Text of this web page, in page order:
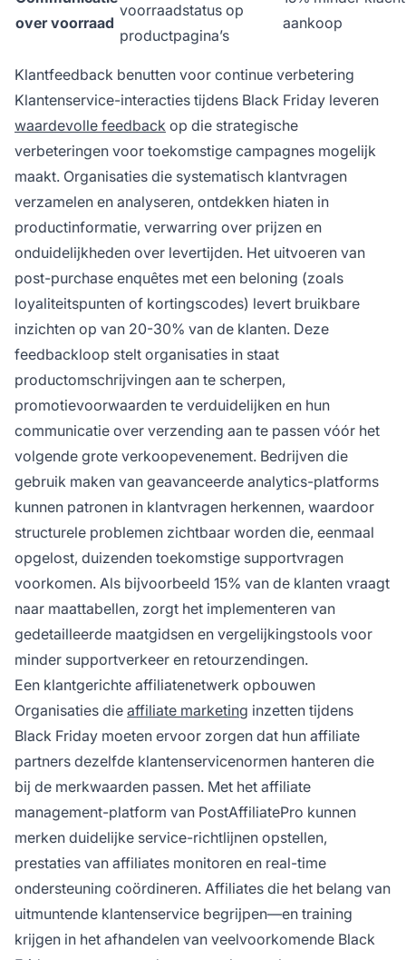
over voorraad
voorraadstatus op
productpagina’s
aankoop
Klantfeedback benutten voor continue verbetering
Klantenservice-interacties tijdens Black Friday leveren
waardevolle feedback op die strategische
verbeteringen voor toekomstige campagnes mogelijk
maakt. Organisaties die systematisch klantvragen
verzamelen en analyseren, ontdekken hiaten in
productinformatie, verwarring over prijzen en
onduidelijkheden over levertijden. Het uitvoeren van
post-purchase enquêtes met een beloning (zoals
loyaliteitspunten of kortingscodes) levert bruikbare
inzichten op van 20-30% van de klanten. Deze
feedbackloop stelt organisaties in staat
productomschrijvingen aan te scherpen,
promotievoorwaarden te verduidelijken en hun
communicatie over verzending aan te passen vóór het
volgende grote verkoopevenement. Bedrijven die
gebruik maken van geavanceerde analytics-platforms
kunnen patronen in klantvragen herkennen, waardoor
structurele problemen zichtbaar worden die, eenmaal
opgelost, duizenden toekomstige supportvragen
voorkomen. Als bijvoorbeeld 15% van de klanten vraagt
naar maattabellen, zorgt het implementeren van
gedetailleerde maatgidsen en vergelijkingstools voor
minder supportverkeer en retourzendingen.
Een klantgerichte affiliatenetwerk opbouwen
Organisaties die affiliate marketing inzetten tijdens
Black Friday moeten ervoor zorgen dat hun affiliate
partners dezelfde klantenservicenormen hanteren die
bij de merkwaarden passen. Met het affiliate
management-platform van PostAffiliatePro kunnen
merken duidelijke service-richtlijnen opstellen,
prestaties van affiliates monitoren en real-time
ondersteuning coördineren. Affiliates die het belang van
uitmuntende klantenservice begrijpen—en training
krijgen in het afhandelen van veelvoorkomende Black